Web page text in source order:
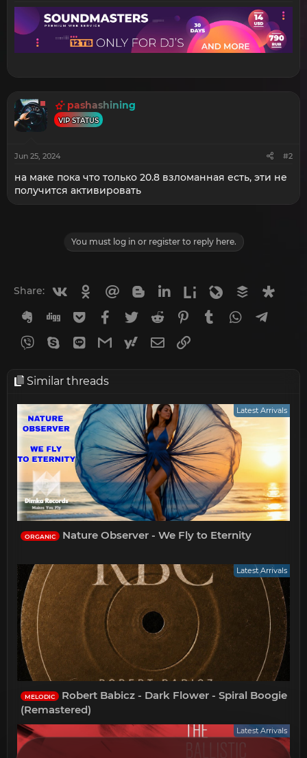
pashashining
VIP STATUS
Jun 25, 2024 #2
на маке пока что только 20.8 взломанная есть, эти не
получится активировать
You must log in or register to reply here.
Share: VkontakteOdnoklassniki
Mail.ru BloggerLinkedin
Liveinternet
Livejournal
Buffer
Evernote
Digg GetpocketFacebook
Twitter Reddit Pinterest
Tumblr WhatsApp
Viber Skype LineGmailyahoomail
Email
Similar threads
Latest Arrivals
ORGANIC Nature Observer - We Fly to Eternity
Latest Arrivals
MELODIC
Robert Babicz - Dark Flower - Spiral Boogie
(Remastered)
Latest Arrivals